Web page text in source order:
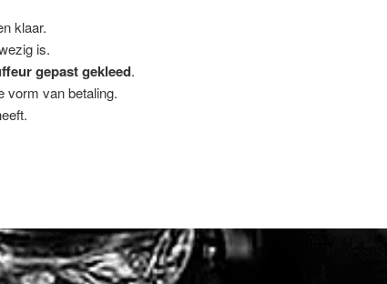
klaar.
is.
gepast gekleed.
vorm van betaling.